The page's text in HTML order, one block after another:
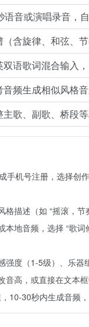
语音或演唱录音，
（含旋律、和弦、
双语歌词混合输入
音频生成相似风格
主歌、副歌、桥段
手机号注册，选择创
描述（如 “摇滚，节
地音频，选择 “歌词
强度（1-5级）、乐器
高，或直接在文本框
，10-30秒内生成音频